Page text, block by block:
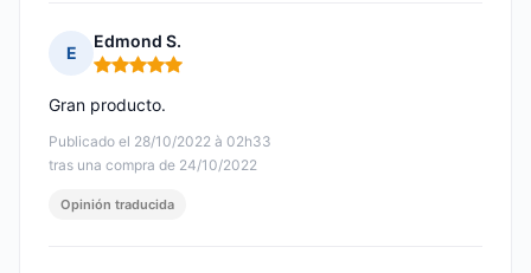
E
Edmond S.
Nota: 5 de 5
Publicado el 28/10/2022 à 02h33
tras una compra de 24/10/2022
Gran producto.
Opinión traducida